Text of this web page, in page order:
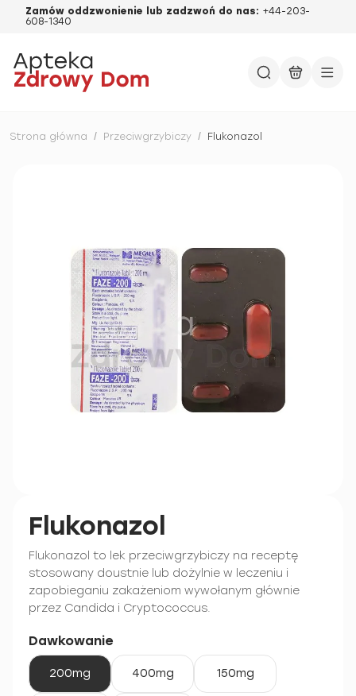
Zamów oddzwonienie lub zadzwoń do nas: +44-203-
608-1340
Strona główna / Przeciwgrzybiczy / Flukonazol
Flukonazol
Flukonazol to lek przeciwgrzybiczy na receptę
stosowany doustnie lub dożylnie w leczeniu i
zapobieganiu zakażeniom wywołanym głównie
przez Candida i Cryptococcus.
Dawkowanie
200mg 400mg 150mg